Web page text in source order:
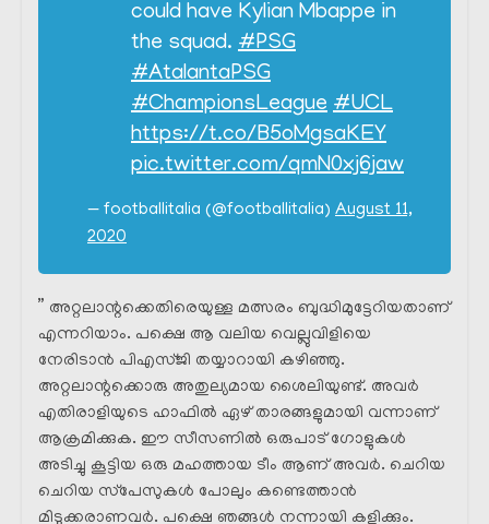
could have Kylian Mbappe in
the squad. #PSG
#AtalantaPSG
#ChampionsLeague #UCL
https://t.co/B5oMgsaKEY
pic.twitter.com/qmN0xj6jaw
— footballitalia (@footballitalia) August 11,
2020
” അറ്റലാന്റക്കെതിരെയുള്ള മത്സരം ബുദ്ധിമുട്ടേറിയതാണ്
എന്നറിയാം. പക്ഷെ ആ വലിയ വെല്ലുവിളിയെ
നേരിടാൻ പിഎസ്ജി തയ്യാറായി കഴിഞ്ഞു.
അറ്റലാന്റക്കൊരു അതുല്യമായ ശൈലിയുണ്ട്. അവർ
എതിരാളിയുടെ ഹാഫിൽ ഏഴ് താരങ്ങളുമായി വന്നാണ്
ആക്രമിക്കുക. ഈ സീസണിൽ ഒരുപാട് ഗോളുകൾ
അടിച്ചു കൂട്ടിയ ഒരു മഹത്തായ ടീം ആണ് അവർ. ചെറിയ
ചെറിയ സ്‌പേസുകൾ പോലും കണ്ടെത്താൻ
മിടുക്കരാണവർ. പക്ഷെ ഞങ്ങൾ നന്നായി കളിക്കും.